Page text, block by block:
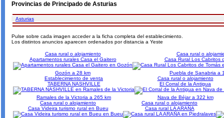
Provincias de Principado de Asturias
Asturias
Pulse sobre cada imagen acceder a la ficha completa del establecimiento.
Los distintos anuncios aparecen ordenados por distancia a Yeste
Casa rural o alojamiento
Apartamentos rurales Casa el Gaitero
Gozón a 28 km
Casa rural o
Casa Rural Los Cabritos
Puebla de Sanabria a
Establecimiento de venta
TABERNA NASHVILLE
Ramales de la Victoria a 265 km
Casa rural o alojamiento
El Corral de la Antigua
Nava de Béjar a 322 km
Casa rural o alojamiento
Casa Videira turismo rural en Bueu
Casa rural o alojamiento
Casa rural LA ARAÑA